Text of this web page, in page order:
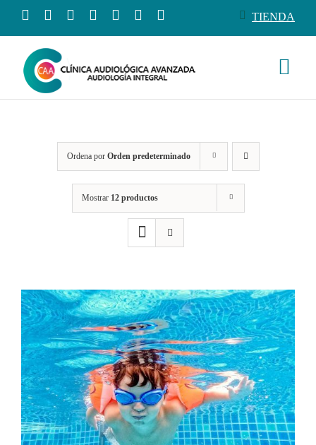
contenido
TIENDA
Productos
Tienda
Contacto
Llámanos 912 129 122
Ordena por Orden predeterminado
Mostrar 12 productos